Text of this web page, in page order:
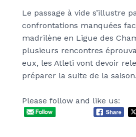
Le passage à vide s’illustre
confrontations manquées
madrilène en Ligue des
plusieurs rencontres
eux, les Atleti vont devoir
préparer la suite de la saison.
Please follow and like us: